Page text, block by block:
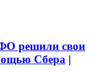
решили свои
Сбера |